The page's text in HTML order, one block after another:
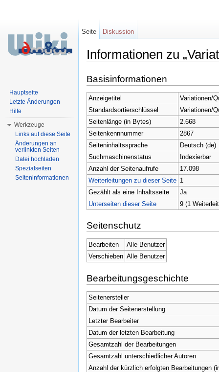
Informationen zu
Basisinformationen
Anzeigetitel
Variationen/
Standardsortierschlüssel
Variationen/
Seitenlänge (in Bytes)
2.668
Seitenkennnummer
2867
Seiteninhaltssprache
Deutsch (de)
Suchmaschinenstatus
Indexierbar
Anzahl der Seitenaufrufe
17.098
Weiterleitungen zu dieser Seite 1
Gezählt als eine Inhaltsseite
Ja
Unterseiten dieser Seite
9 (1
Seitenschutz
Bearbeiten
Alle Benutzer
Verschieben Alle Benutzer
Bearbeitungsgeschichte
Seitenersteller
Datum der Seitenerstellung
Letzter Bearbeiter
Datum der letzten Bearbeitung
Gesamtzahl der Bearbeitungen
Gesamtzahl unterschiedlicher Autoren
Anzahl der kürzlich erfolgten Bearbeitungen
Seite Diskussion
Hauptseite
Letzte Änderungen
Hilfe
Werkzeuge
Links auf diese Seite
Änderungen an
verlinkten Seiten
Datei hochladen
Spezialseiten
Seiteninformationen